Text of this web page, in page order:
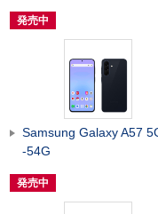
発売中
Samsung Galaxy A57
-54G
発売中